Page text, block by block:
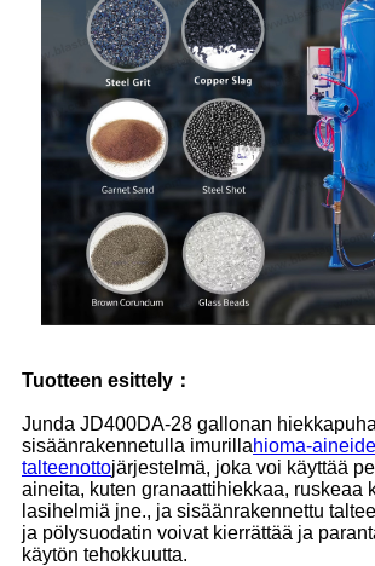
Tuotteen esittely ：
Junda JD400DA-28 gallonan
sisäänrakennetulla imurillahioma-
talteenottojärjestelmä, joka voi käyttää
aineita, kuten granaattihiekkaa, ruskeaa
lasihelmiä jne., ja sisäänrakennettu
ja pölysuodatin voivat kierrättää ja
käytön tehokkuutta.